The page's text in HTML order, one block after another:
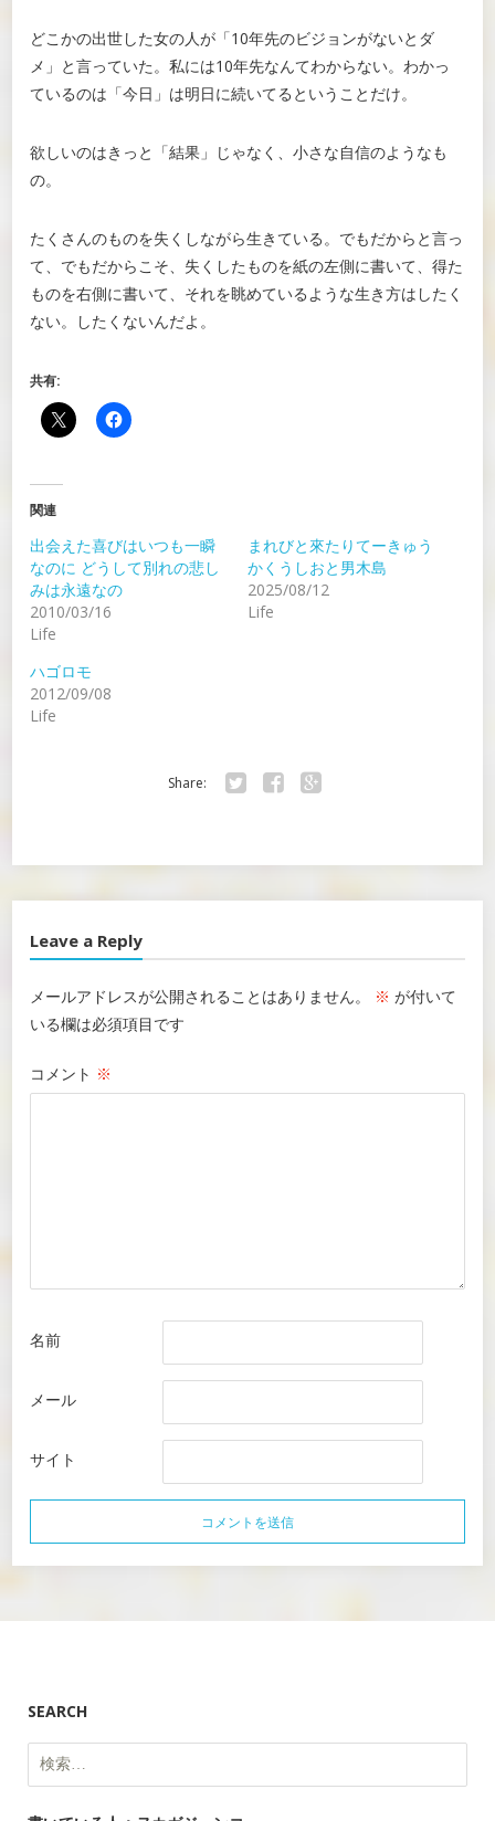
どこかの出世した女の人が「10年先のビジョンがないとダ
メ」と言っていた。私には10年先なんてわからない。わかっ
ているのは「今日」は明日に続いてるということだけ。
欲しいのはきっと「結果」じゃなく、小さな自信のようなも
の。
たくさんのものを失くしながら生きている。でもだからと言っ
て、でもだからこそ、失くしたものを紙の左側に書いて、得た
ものを右側に書いて、それを眺めているような生き方はしたく
ない。したくないんだよ。
共有:
関連
出会えた喜びはいつも一瞬
なのに どうして別れの悲し
みは永遠なの
2010/03/16
Life
まれびと來たりてーきゅう
かくうしおと男木島
2025/08/12
Life
ハゴロモ
2012/09/08
Life
Share:
Leave a Reply
メールアドレスが公開されることはありません。 ※ が付いて
いる欄は必須項目です
コメント ※
名前
メール
サイト
SEARCH
検
索: